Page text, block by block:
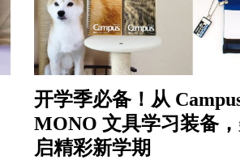
开学季必备！从
MONO 文具学习装备
启精彩新学期